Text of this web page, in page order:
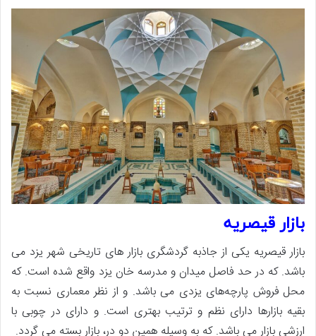
بازار قیصریه
بازار قیصریه یکی از جاذبه گردشگری بازار های تاریخی شهر یزد می
باشد. که در حد فاصل میدان و مدرسه خان یزد واقع شده است. که
محل فروش پارچه‌های یزدی می باشد. و از نظر معماری نسبت به
بقیه بازارها دارای نظم و ترتیب بهتری است. و دارای در چوبی با
ارزشی بازار می باشد. که به وسیله همین دو در، بازار بسته می گردد.